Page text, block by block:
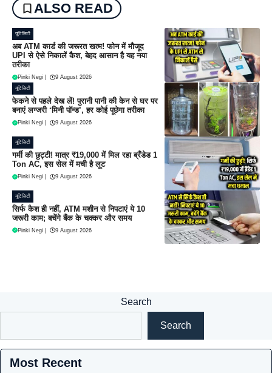
ALSO READ
यूटिलिटी
अब ATM कार्ड की जरूरत खत्म! फोन में मौजूद
UPI से ऐसे निकालें कैश, बेहद आसान है यह नया
तरीका
Pinki Negi 9 August 2026
यूटिलिटी
फेकने से पहले देख लें! पुरानी पानी की केन से घर पर
बनाएं लग्जरी ‘मिनी पॉन्ड’, हर कोई पूछेगा तरीका
Pinki Negi 9 August 2026
यूटिलिटी
गर्मी की छुट्टी! मात्र ₹19,000 में मिल रहा ब्रैंडेड 1
Ton AC, इस सेल में मची है लूट
Pinki Negi 9 August 2026
यूटिलिटी
सिर्फ कैश ही नहीं, ATM मशीन से निपटाएं ये 10
जरूरी काम; बचेंगे बैंक के चक्कर और समय
Pinki Negi 9 August 2026
Search
Search
Most Recent